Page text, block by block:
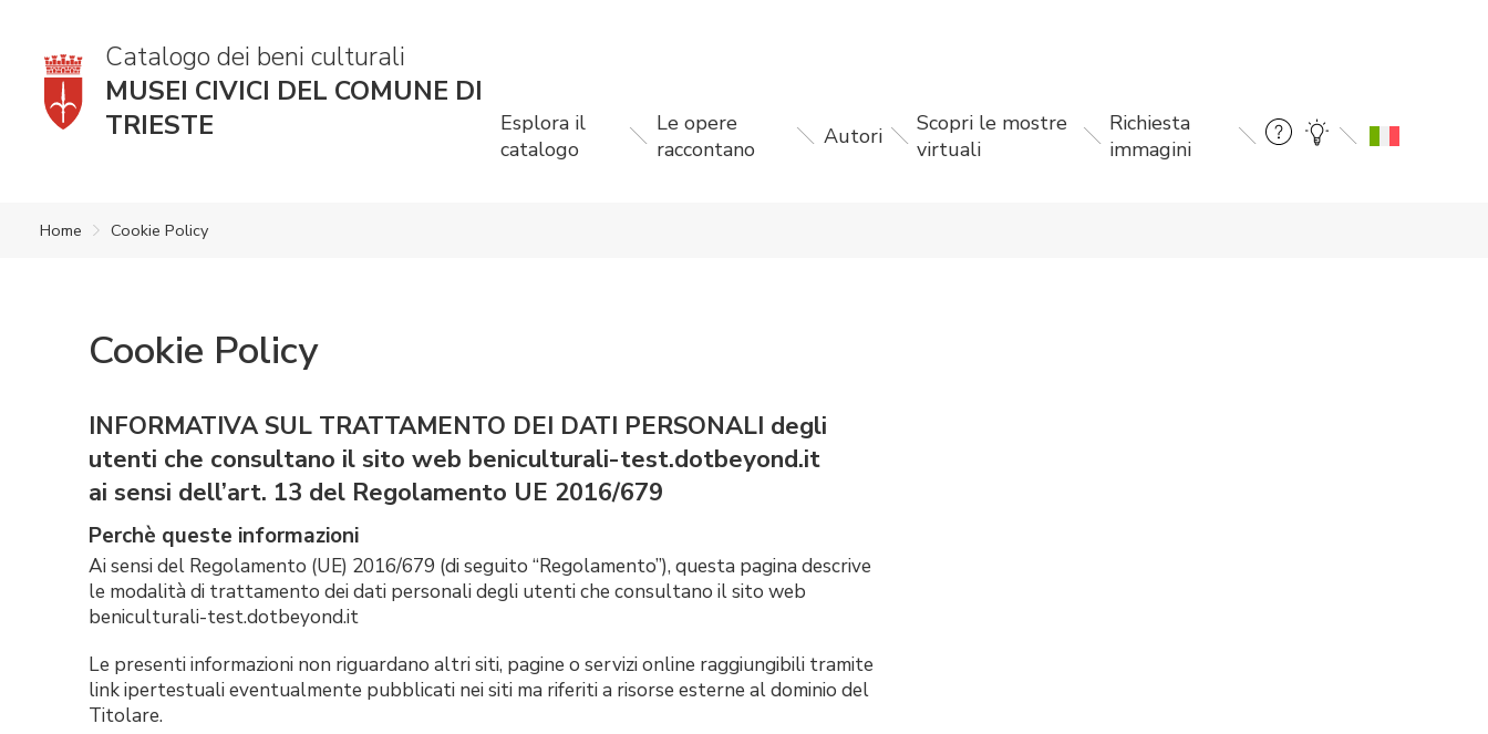
Catalogo dei beni culturali
MUSEI CIVICI DEL COMUNE DI
TRIESTE
Esplora il
catalogo
Le opere
raccontano
Autori
Scopri le mostre
virtuali
Richiesta
immagini
Home Cookie Policy
Cookie Policy
INFORMATIVA SUL TRATTAMENTO DEI DATI PERSONALI degli
utenti che consultano il sito web beniculturali-test.dotbeyond.it
ai sensi dell’art. 13 del Regolamento UE 2016/679
Perchè queste informazioni
Ai sensi del Regolamento (UE) 2016/679 (di seguito “Regolamento”), questa pagina descrive
le modalità di trattamento dei dati personali degli utenti che consultano il sito web
beniculturali-test.dotbeyond.it
Le presenti informazioni non riguardano altri siti, pagine o servizi online raggiungibili tramite
link ipertestuali eventualmente pubblicati nei siti ma riferiti a risorse esterne al dominio del
Titolare.